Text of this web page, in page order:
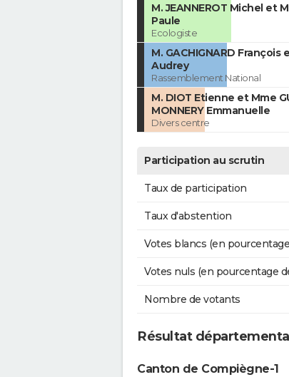
M. JEANNEROT Michel et
Paule
Ecologiste
M. GACHIGNARD François
Audrey
Rassemblement National
M. DIOT Etienne et Mme
MONNERY Emmanuelle
Divers centre
Participation au scrutin
Taux de participation
Taux d'abstention
Votes blancs (en
Votes nuls (en pourcentage
Nombre de votants
Résultat
Canton de Compiègne-1